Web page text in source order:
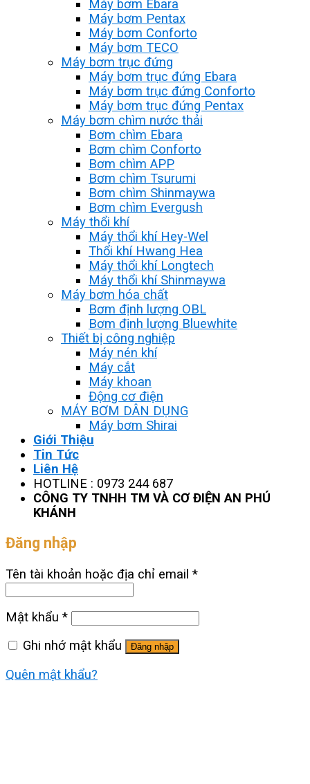
Máy bơm Ebara
Máy bơm Pentax
Máy bơm Conforto
Máy bơm TECO
Máy bơm trục đứng
Máy bơm trục đứng Ebara
Máy bơm trục đứng Conforto
Máy bơm trục đứng Pentax
Máy bơm chìm nước thải
Bơm chìm Ebara
Bơm chìm Conforto
Bơm chìm APP
Bơm chìm Tsurumi
Bơm chìm Shinmaywa
Bơm chìm Evergush
Máy thổi khí
Máy thổi khí Hey-Wel
Thổi khí Hwang Hea
Máy thổi khí Longtech
Máy thổi khí Shinmaywa
Máy bơm hóa chất
Bơm định lượng OBL
Bơm định lượng Bluewhite
Thiết bị công nghiệp
Máy nén khí
Máy cắt
Máy khoan
Động cơ điện
MÁY BƠM DÂN DỤNG
Máy bơm Shirai
Giới Thiệu
Tin Tức
Liên Hệ
HOTLINE : 0973 244 687
CÔNG TY TNHH TM VÀ CƠ ĐIỆN AN PHÚ
KHÁNH
Đăng nhập
Tên tài khoản hoặc địa chỉ email *
Mật khẩu *
Ghi nhớ mật khẩu
Đăng nhập
Quên mật khẩu?